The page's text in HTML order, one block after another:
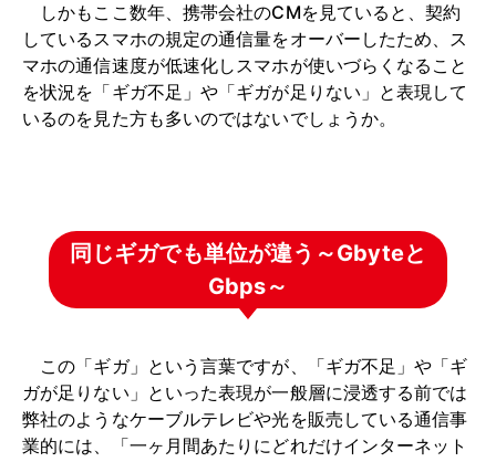
しかもここ数年、携帯会社のCMを見ていると、契約
しているスマホの規定の通信量をオーバーしたため、ス
マホの通信速度が低速化しスマホが使いづらくなること
を状況を「ギガ不足」や「ギガが足りない」と表現して
いるのを見た方も多いのではないでしょうか。
同じギガでも単位が違う～Gbyteと
Gbps～
この「ギガ」という言葉ですが、「ギガ不足」や「ギ
ガが足りない」といった表現が一般層に浸透する前では
弊社のようなケーブルテレビや光を販売している通信事
業的には、「一ヶ月間あたりにどれだけインターネット